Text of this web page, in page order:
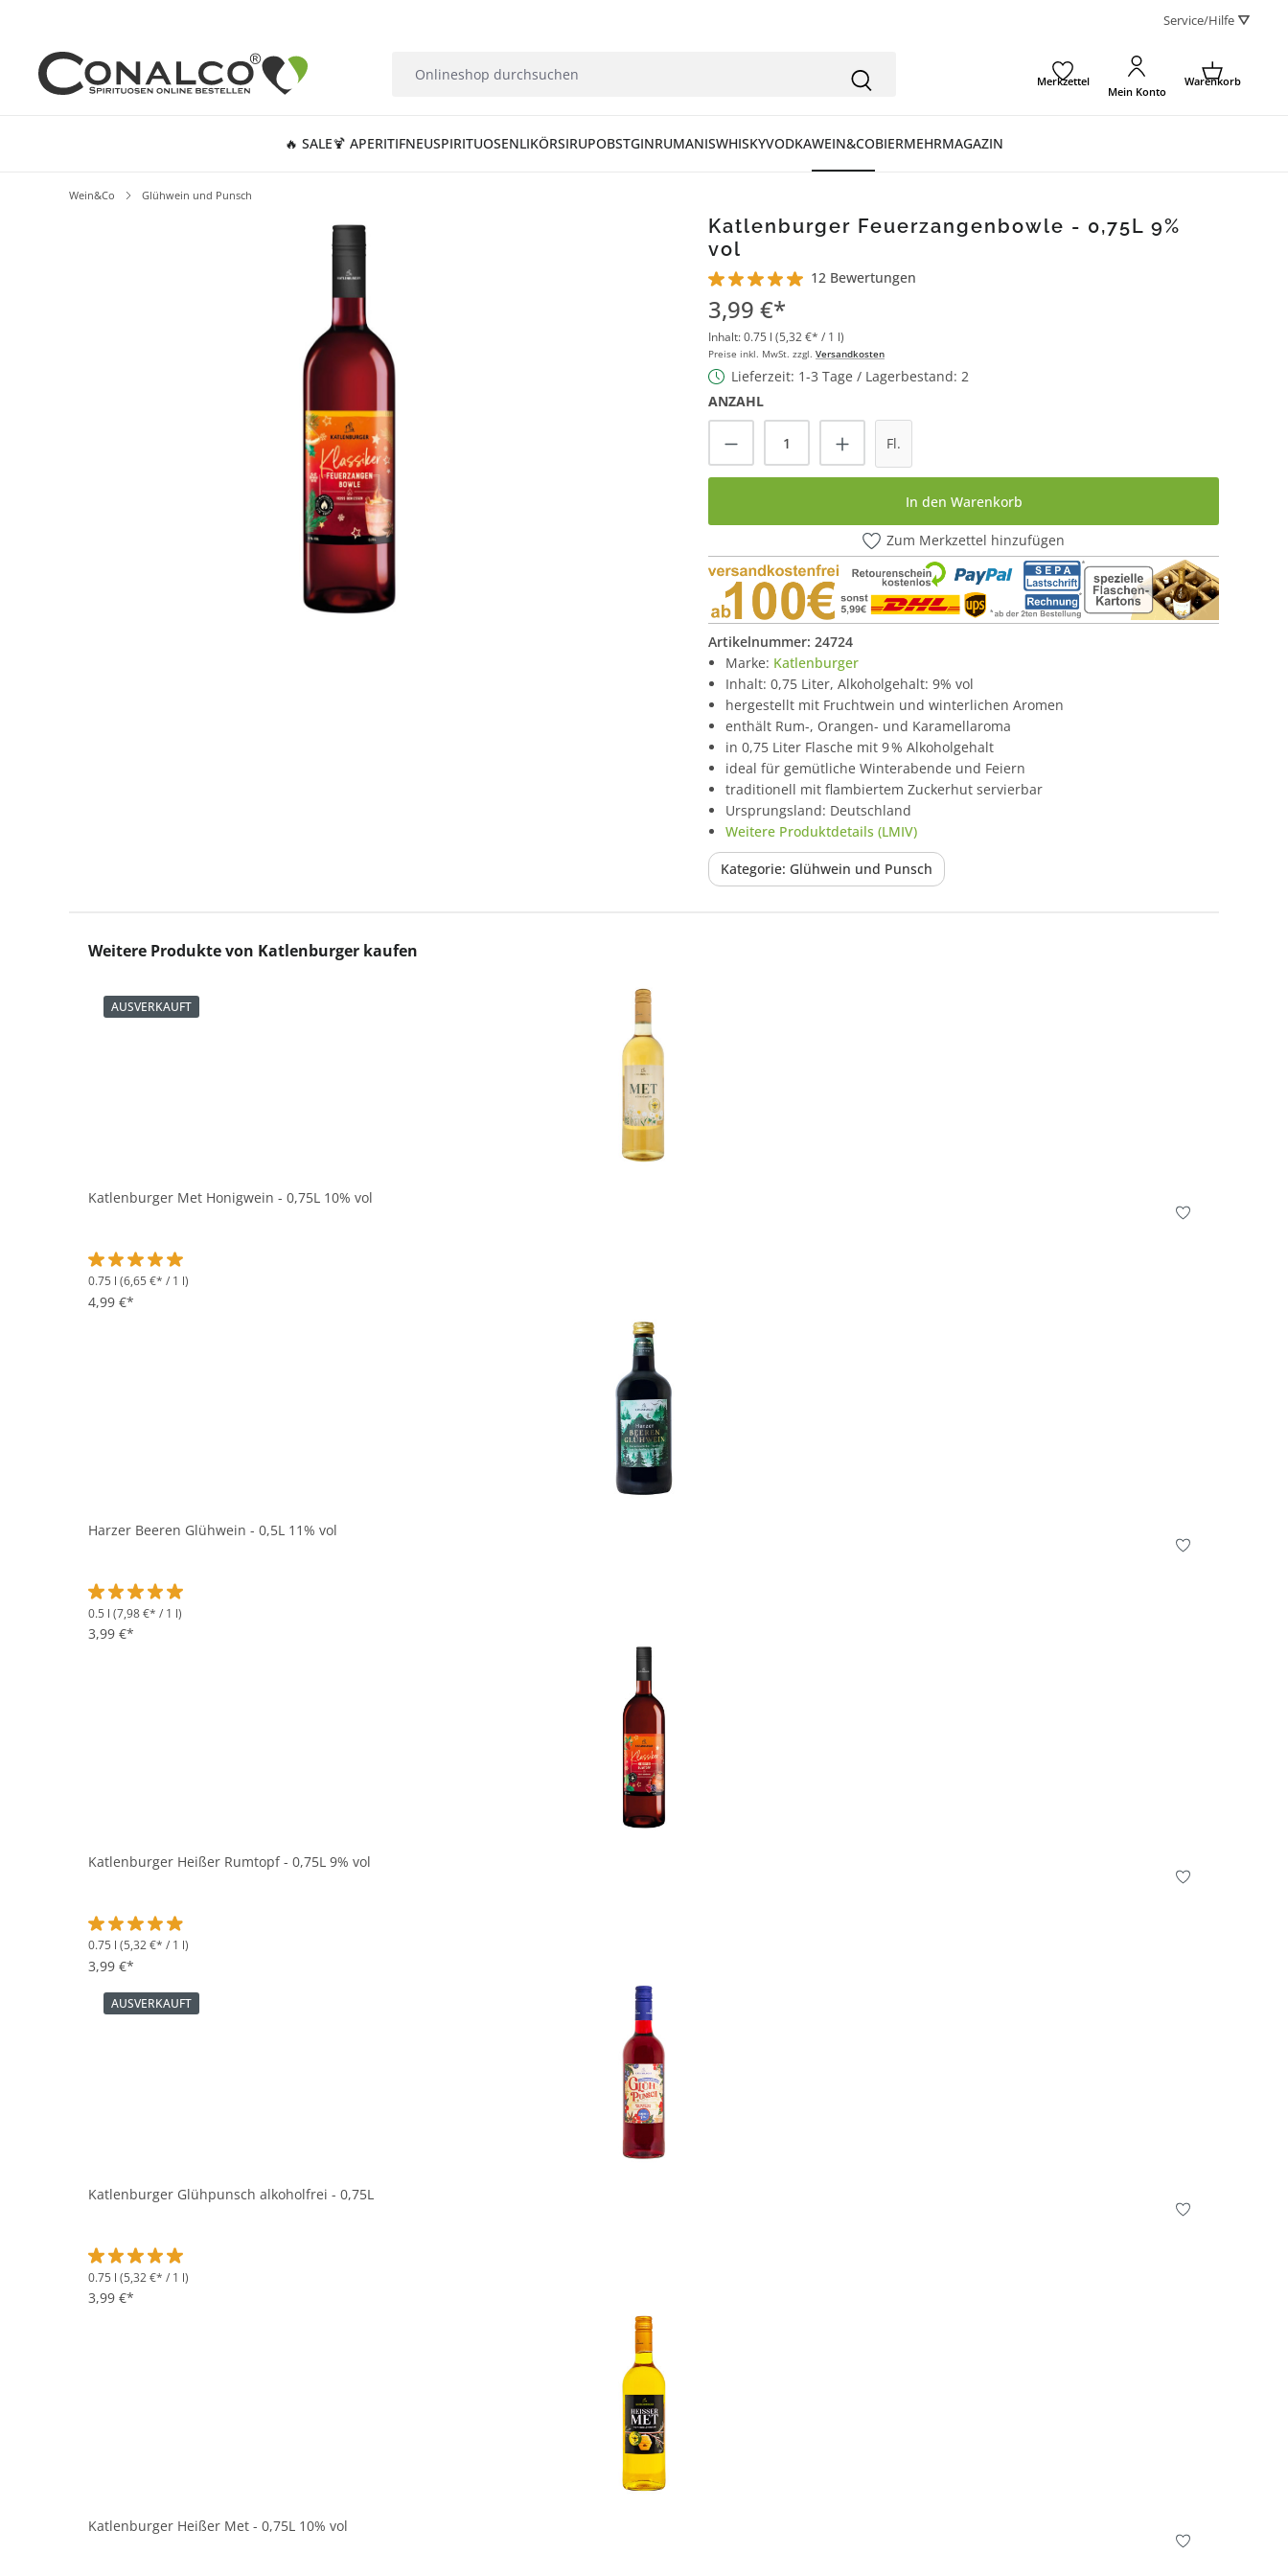
Service/Hilfe ⛛
Merkzettel
Mein Konto
Warenkorb
🔥 SALE🍹 APERITIFNEUSPIRITUOSENLIKÖRSIRUPOBSTGINRUMANISWHISKYVODKAWEIN&COBIERMEHRMAGAZIN
Wein&Co Glühwein und Punsch
Katlenburger Feuerzangenbowle - 0,75L 9%
vol
Durchschnittliche Bewertung von 5 von 5 Sternen
12 Bewertungen
3,99 €*
Inhalt:0.75 l (5,32 €* / 1 l)
Preise inkl. MwSt. zzgl. Versandkosten
Lieferzeit: 1-3 Tage / Lagerbestand: 2
ANZAHL
Produkt Anzahl: Gib den gewünschten Wert ein
Fl.
In den Warenkorb
Zum Merkzettel hinzufügen
Artikelnummer: 24724
Marke: Katlenburger
Inhalt: 0,75 Liter, Alkoholgehalt: 9% vol
hergestellt mit Fruchtwein und winterlichen Aromen
enthält Rum-, Orangen- und Karamellaroma
in 0,75 Liter Flasche mit 9 % Alkoholgehalt
ideal für gemütliche Winterabende und Feiern
traditionell mit flambiertem Zuckerhut servierbar
Ursprungsland: Deutschland
Weitere Produktdetails (LMIV)
Kategorie: Glühwein und Punsch
Produktgalerie überspringen
Weitere Produkte von Katlenburger kaufen
AUSVERKAUFT
Katlenburger Met Honigwein - 0,75L 10% vol
Durchschnittliche Bewertung von 5 von 5 Sternen
0.75 l (6,65 €* / 1 l)
4,99 €*
Harzer Beeren Glühwein - 0,5L 11% vol
Durchschnittliche Bewertung von 5 von 5 Sternen
0.5 l (7,98 €* / 1 l)
3,99 €*
In den Korb
Katlenburger Heißer Rumtopf - 0,75L 9% vol
Durchschnittliche Bewertung von 4.8 von 5 Sternen
0.75 l (5,32 €* / 1 l)
3,99 €*
In den Korb
AUSVERKAUFT
Katlenburger Glühpunsch alkoholfrei - 0,75L
Durchschnittliche Bewertung von 5 von 5 Sternen
0.75 l (5,32 €* / 1 l)
3,99 €*
Katlenburger Heißer Met - 0,75L 10% vol
In den Korb